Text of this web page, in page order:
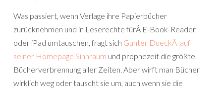
Was passiert, wenn Verlage ihre Papierbücher
zurücknehmen und in Leserechte fürÂ E-Book-Reader
oder iPad umtauschen, fragt sich Gunter DueckÂ auf
seiner Homepage Sinnraum und prophezeit die größte
Bücherverbrennung aller Zeiten. Aber wirft man Bücher
wirklich weg oder tauscht sie um, auch wenn sie die